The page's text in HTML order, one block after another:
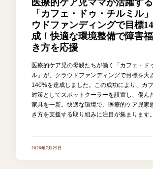
医療的ケア児ママが活躍す
「カフェ・ドゥ・チルミル
ウドファンディングで目標
成！快適な環境整備で障害
き方を応援
医療的ケア児の母親たちが働く「カフェ・ド
ル」が、クラウドファンディングで目標を大
140%を達成しました。この成功により、カ
対策としてスポットクーラーを設置し、傷ん
家具を一新。快適な環境で、医療的ケア児家
き方を支援する取り組みに注目が集まります。
2026年7月29日